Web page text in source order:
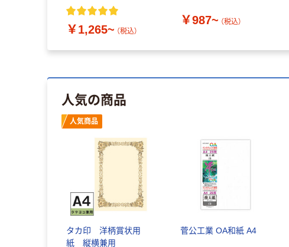
￥1,265~ （税込）
￥987~ （税込）
人気の商品
人気商品
タカ印 洋柄賞状用
紙 縦横兼用
菅公工業 OA和紙 A4